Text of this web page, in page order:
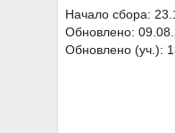
Начало сбора:
Обновлено:
Обновлено (уч.):